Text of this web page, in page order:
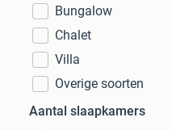
Bungalow
Chalet
Villa
Overige soorten
Aantal slaapkamers